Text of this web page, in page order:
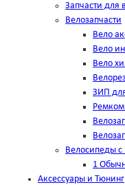
Запчасти для
Велозапчасти
Вело
Вело
Вело
ЗИП
Велосипеды
1
Аксессуары и Тюнинг